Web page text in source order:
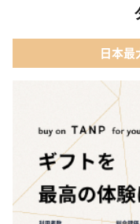
04 ファッション小物
05 入浴剤・バスケア
02 【名入れギフト】フ
03 ショコラフレナチュ
04 ＜クランチチョコレ
イト 60g
05 葉山のショコラ・カロ
日本最